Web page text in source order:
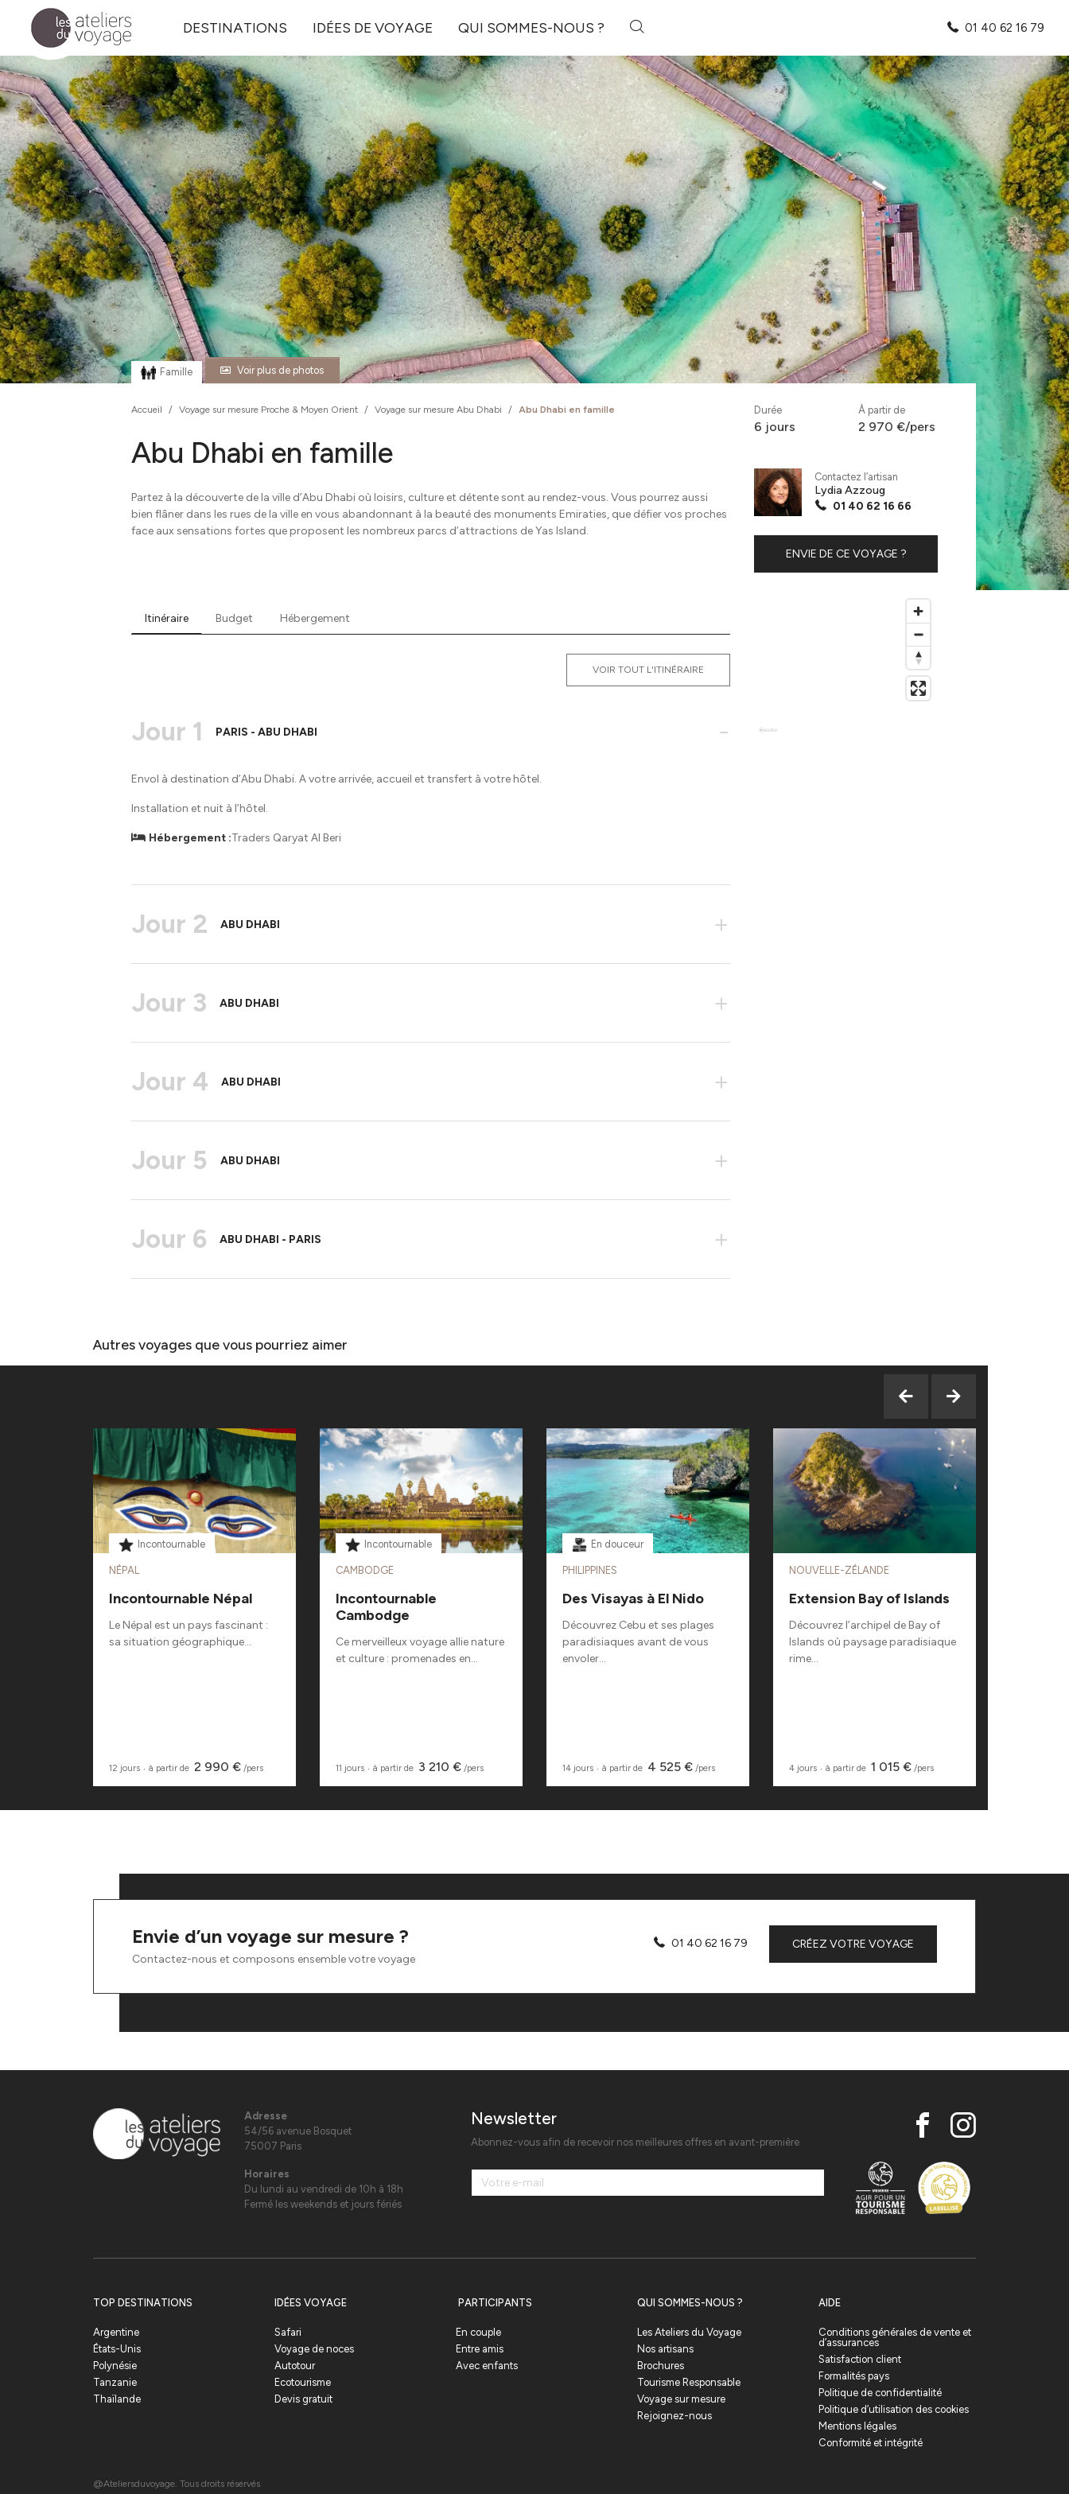
Aller au contenu principal
DESTINATIONS IDÉES DE VOYAGE QUI SOMMES-NOUS ? 01 40 62 16 79
Famille Voir plus de photos
Accueil / Voyage sur mesure Proche & Moyen Orient / Voyage sur mesure Abu Dhabi / Abu Dhabi en famille
Abu Dhabi en famille
Partez à la découverte de la ville d’Abu Dhabi où loisirs, culture et détente sont au rendez-vous. Vous pourrez aussi
bien flâner dans les rues de la ville en vous abandonnant à la beauté des monuments Emiraties, que défier vos proches
face aux sensations fortes que proposent les nombreux parcs d’attractions de Yas Island.
Itinéraire Budget Hébergement
VOIR TOUT L'ITINÉRAIRE
Jour 1 PARIS - ABU DHABI -
Envol à destination d’Abu Dhabi. A votre arrivée, accueil et transfert à votre hôtel.
Installation et nuit à l’hôtel.
Hébergement :Traders Qaryat Al Beri
Jour 2 ABU DHABI +
Jour 3 ABU DHABI +
Jour 4 ABU DHABI +
Jour 5 ABU DHABI +
Jour 6 ABU DHABI - PARIS +
Durée
6 jours
À partir de
2 970 €/pers
Contactez l’artisan
Lydia Azzoug
01 40 62 16 66
ENVIE DE CE VOYAGE ?
Autres voyages que vous pourriez aimer
Incontournable
NÉPAL
Incontournable Népal
Le Népal est un pays fascinant :
sa situation géographique...
12 jours ‧ à partir de 2 990 € /pers
Incontournable
CAMBODGE
Incontournable
Cambodge
Ce merveilleux voyage allie nature
et culture : promenades en...
11 jours ‧ à partir de 3 210 € /pers
En douceur
PHILIPPINES
Des Visayas à El Nido
Découvrez Cebu et ses plages
paradisiaques avant de vous
envoler...
14 jours ‧ à partir de 4 525 € /pers
NOUVELLE-ZÉLANDE
Extension Bay of Islands
Découvrez l’archipel de Bay of
Islands où paysage paradisiaque
rime...
4 jours ‧ à partir de 1 015 € /pers
Envie d’un voyage sur mesure ?
Contactez-nous et composons ensemble votre voyage
01 40 62 16 79 CRÉEZ VOTRE VOYAGE
Adresse
54/56 avenue Bosquet
75007 Paris
Horaires
Du lundi au vendredi de 10h à 18h
Fermé les weekends et jours fériés
Newsletter
Abonnez-vous afin de recevoir nos meilleures offres en avant-première
TOP DESTINATIONS
Argentine
États-Unis
Polynésie
Tanzanie
Thaïlande
IDÉES VOYAGE
Safari
Voyage de noces
Autotour
Ecotourisme
Devis gratuit
PARTICIPANTS
En couple
Entre amis
Avec enfants
QUI SOMMES-NOUS ?
Les Ateliers du Voyage
Nos artisans
Brochures
Tourisme Responsable
Voyage sur mesure
Rejoignez-nous
AIDE
Conditions générales de vente et
d’assurances
Satisfaction client
Formalités pays
Politique de confidentialité
Politique d’utilisation des cookies
Mentions légales
Conformité et intégrité
@Ateliersduvoyage. Tous droits réservés